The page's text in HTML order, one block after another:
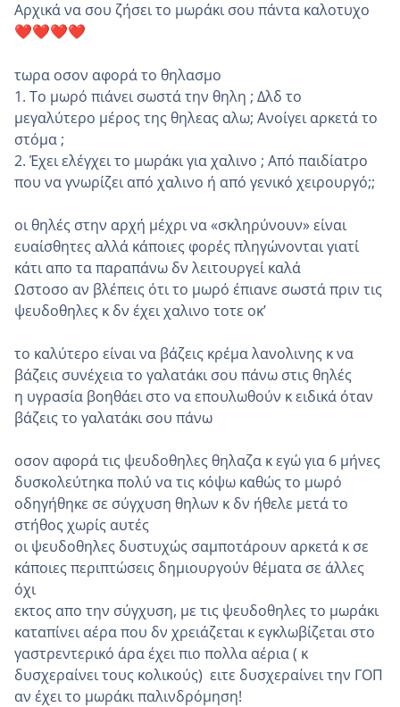
Αρχικά να σου ζήσει το μωράκι σου πάντα καλοτυχο
❤️❤️❤️❤️
τωρα οσον αφορά το θηλασμο
1. Το μωρό πιάνει σωστά την θηλη ; Δλδ το
μεγαλύτερο μέρος της θηλεας αλω; Ανοίγει αρκετά το
στόμα ;
2. Έχει ελέγχει το μωράκι για χαλινο ; Από παιδίατρο
που να γνωρίζει από χαλινο ή από γενικό χειρουργό;;
οι θηλές στην αρχή μέχρι να «σκληρύνουν» είναι
ευαίσθητες αλλά κάποιες φορές πληγώνονται γιατί
κάτι απο τα παραπάνω δν λειτουργεί καλά
Ωστοσο αν βλέπεις ότι το μωρό έπιανε σωστά πριν τις
ψευδοθηλες κ δν έχει χαλινο τοτε οκ’
το καλύτερο είναι να βάζεις κρέμα λανολινης κ να
βάζεις συνέχεια το γαλατάκι σου πάνω στις θηλές
η υγρασία βοηθάει στο να επουλωθούν κ ειδικά όταν
βάζεις το γαλατάκι σου πάνω
οσον αφορά τις ψευδοθηλες θηλαζα κ εγώ για 6 μήνες
δυσκολεύτηκα πολύ να τις κόψω καθώς το μωρό
οδηγήθηκε σε σύγχυση θηλων κ δν ήθελε μετά το
στήθος χωρίς αυτές
οι ψευδοθηλες δυστυχώς σαμποτάρουν αρκετά κ σε
κάποιες περιπτώσεις δημιουργούν θέματα σε άλλες
όχι
εκτος απο την σύγχυση, με τις ψευδοθηλες το μωράκι
καταπίνει αέρα που δν χρειάζεται κ εγκλωβίζεται στο
γαστρεντερικό άρα έχει πιο πολλα αέρια ( κ
δυσχεραίνει τους κολικούς) ειτε δυσχεραίνει την ΓΟΠ
αν έχει το μωράκι παλινδρόμηση!